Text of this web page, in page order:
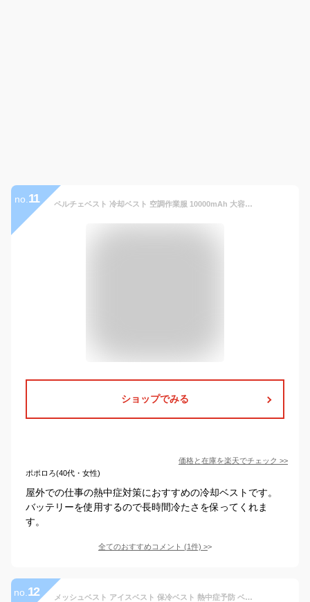
no. 11 ペルチェベスト 冷却ベスト 空調作業服 10000mAh 大容量バッテリー付き 瞬間強力冷却 半導体冷却 瞬間体感-28℃ 2つ冷却プレート 超静音 肌寒い サイズ調節可 長時間稼働 USB給電 簡単取り付け 男女兼用 屋外/屋内 外仕事 熱中症対策
ショップでみる
価格と在庫を楽天でチェック >>
ポポロろ(40代・女性)
屋外での仕事の熱中症対策におすすめの冷却ベストです。
バッテリーを使用するので長時間冷たさを保ってくれま
す。
全てのおすすめコメント (1件) >
no. 12 メッシュベスト アイスベスト 保冷ベスト 熱中症予防 ベスト クール 保冷剤収納ポケット付き 冷感ベスト メッシュベスト ベスト 涼しい 涼感 冷却ベスト ひんやり 軽量メッシュ 薄手 作業着 猛暑 現場作業 農作業 アウトドア